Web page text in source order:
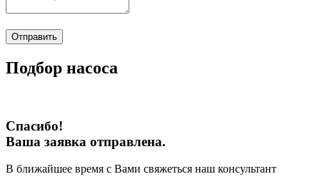
Отправить
Подбор насоса
Спасибо!
Ваша заявка отправлена.
В ближайшее время с Вами свяжеться наш консультант